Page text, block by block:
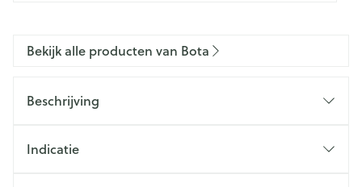
Bekijk alle producten van Bota
Beschrijving
Indicatie